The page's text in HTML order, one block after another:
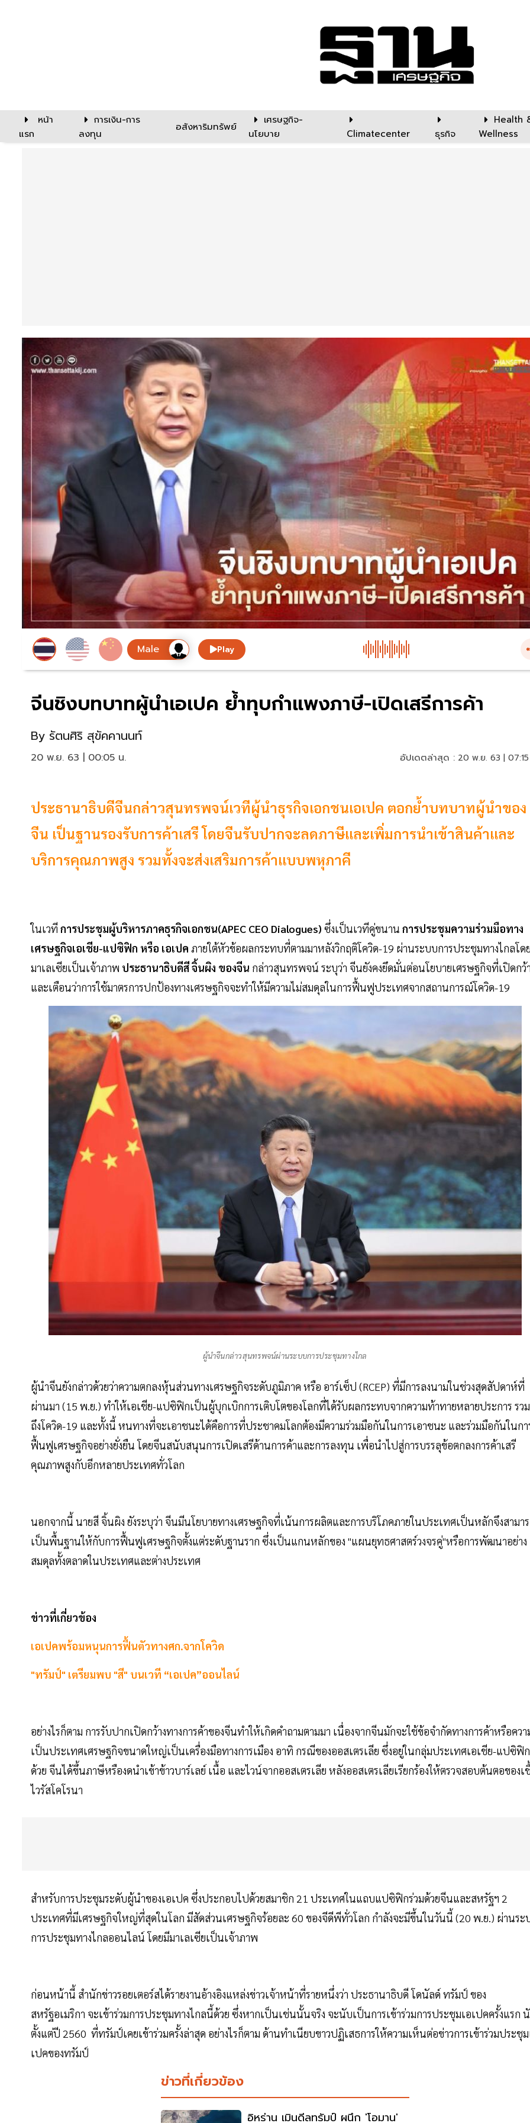
หน้า
แรก
การเงิน-การ
ลงทุน
อสังหาริมทรัพย์
เศรษฐกิจ-
นโยบาย
Climatecenter ธุรกิจ
Health
Wellness
Play
จีนชิงบทบาทผู้นำเอเปค ย้ำทุบกำแพงภาษี-เปิดเสรีการค้า
By รัตนศิริ สุขัคคานนท์
20 พ.ย. 63 | 00:05 น. อัปเดตล่าสุด : 20 พ.ย. 63 |
ประธานาธิบดีจีนกล่าวสุนทรพจน์เวทีผู้นำธุรกิจเอกชนเอเปค ตอกย้ำบทบาทผู้นำของ
จีน เป็นฐานรองรับการค้าเสรี โดยจีนรับปากจะลดภาษีและเพิ่มการนำเข้าสินค้าและ
บริการคุณภาพสูง รวมทั้งจะส่งเสริมการค้าแบบพหุภาคี
ในเวที การประชุมผู้บริหารภาคธุรกิจเอกชน(APEC CEO Dialogues) ซึ่งเป็นเวทีคู่ขนาน การประชุมความร่วมมือทาง
เศรษฐกิจเอเชีย-แปซิฟิก หรือ เอเปค ภายใต้หัวข้อผลกระทบที่ตามมาหลังวิกฤติโควิด-19 ผ่านระบบการประชุมทางไกลโด
มาเลเซียเป็นเจ้าภาพ ประธานาธิบดีสี จิ้นผิง ของจีน กล่าวสุนทรพจน์ ระบุว่า จีนยังคงยึดมั่นต่อนโยบายเศรษฐกิจที่เปิดกว้
และเตือนว่าการใช้มาตรการปกป้องทางเศรษฐกิจจะทำให้มีความไม่สมดุลในการฟื้นฟูประเทศจากสถานการณ์โควิด-19
ผู้นำจีนกล่าวสุนทรพจน์ผ่านระบบการประชุมทางไกล
ผู้นำจีนยังกล่าวด้วยว่าความตกลงหุ้นส่วนทางเศรษฐกิจระดับภูมิภาค หรือ อาร์เซ็ป (RCEP) ที่มีการลงนามในช่วงสุดสัปดาห์ที่
ผ่านมา (15 พ.ย.) ทำให้เอเชีย-แปซิฟิกเป็นผู้บุกเบิกการเติบโตของโลกที่ได้รับผลกระทบจากความท้าทายหลายประการ รวม
ถึงโควิด-19 และทั้งนี้ หนทางที่จะเอาชนะได้คือการที่ประชาคมโลกต้องมีความร่วมมือกันในการเอาชนะ และร่วมมือกันในกา
ฟื้นฟูเศรษฐกิจอย่างยั่งยืน โดยจีนสนับสนุนการเปิดเสรีด้านการค้าและการลงทุน เพื่อนำไปสู่การบรรลุข้อตกลงการค้าเสรี
คุณภาพสูงกับอีกหลายประเทศทั่วโลก
นอกจากนี้ นายสี จิ้นผิง ยังระบุว่า จีนมีนโยบายทางเศรษฐกิจที่เน้นการผลิตและการบริโภคภายในประเทศเป็นหลักจึงสามา
เป็นพื้นฐานให้กับการฟื้นฟูเศรษฐกิจตั้งแต่ระดับฐานราก ซึ่งเป็นแกนหลักของ "แผนยุทธศาสตร์วงจรคู่"หรือการพัฒนาอย่าง
สมดุลทั้งตลาดในประเทศและต่างประเทศ
ข่าวที่เกี่ยวข้อง
เอเปคพร้อมหนุนการฟื้นตัวทางศก.จากโควิด
"ทรัมป์" เตรียมพบ "สี" บนเวที “เอเปค”ออนไลน์
อย่างไรก็ตาม การรับปากเปิดกว้างทางการค้าของจีนทำให้เกิดคำถามตามมา เนื่องจากจีนมักจะใช้ข้อจำกัดทางการค้าหรือควา
เป็นประเทศเศรษฐกิจขนาดใหญ่เป็นเครื่องมือทางการเมือง อาทิ กรณีของออสเตรเลีย ซึ่งอยู่ในกลุ่มประเทศเอเชีย-แปซิฟิก
ด้วย จีนได้ขึ้นภาษีหรืองดนำเข้าข้าวบาร์เลย์ เนื้อ และไวน์จากออสเตรเลีย หลังออสเตรเลียเรียกร้องให้ตรวจสอบต้นตอของเ
ไวรัสโคโรนา
สำหรับการประชุมระดับผู้นำของเอเปค ซึ่งประกอบไปด้วยสมาชิก 21 ประเทศในแถบแปซิฟิกร่วมด้วยจีนและสหรัฐฯ 2
ประเทศที่มีเศรษฐกิจใหญ่ที่สุดในโลก มีสัดส่วนเศรษฐกิจร้อยละ 60 ของจีดีพีทั่วโลก กำลังจะมีขึ้นในวันนี้ (20 พ.ย.) ผ่านระ
การประชุมทางไกลออนไลน์ โดยมีมาเลเซียเป็นเจ้าภาพ
ก่อนหน้านี้ สำนักข่าวรอยเตอร์สได้รายงานอ้างอิงแหล่งข่าวเจ้าหน้าที่รายหนึ่งว่า ประธานาธิบดี โดนัลด์ ทรัมป์ ของ
สหรัฐอเมริกา จะเข้าร่วมการประชุมทางไกลนี้ด้วย ซึ่งหากเป็นเช่นนั้นจริง จะนับเป็นการเข้าร่วมการประชุมเอเปคครั้งแรก
ตั้งแต่ปี 2560 ที่ทรัมป์เคยเข้าร่วมครั้งล่าสุด อย่างไรก็ตาม ด้านทำเนียบขาวปฏิเสธการให้ความเห็นต่อข่าวการเข้าร่วมประชุ
เปคของทรัมป์
ข่าวที่เกี่ยวข้อง
อิหร่าน เมินดีลทรัมป์ ผนึก 'โอมาน'